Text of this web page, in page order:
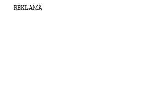
REKLAMA